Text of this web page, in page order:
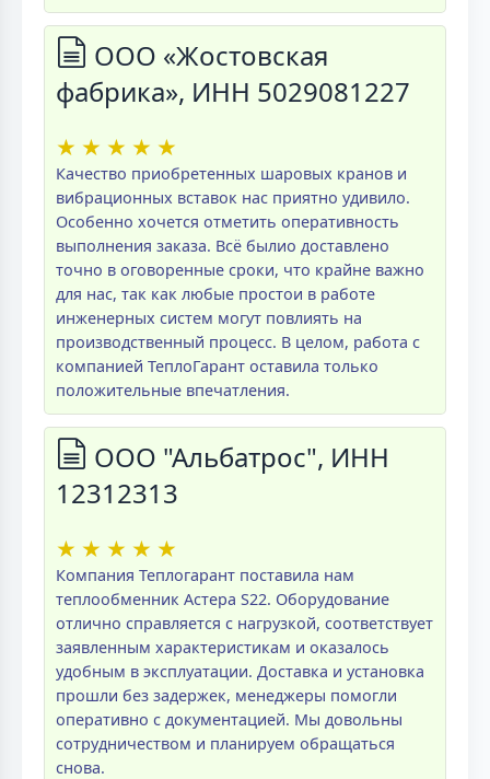
ООО «Жостовская
фабрика», ИНН 5029081227
★ ★ ★ ★ ★
Качество приобретенных шаровых кранов и
вибрационных вставок нас приятно удивило.
Особенно хочется отметить оперативность
выполнения заказа. Всё былио доставлено
точно в оговоренные сроки, что крайне важно
для нас, так как любые простои в работе
инженерных систем могут повлиять на
производственный процесс. В целом, работа с
компанией ТеплоГарант оставила только
положительные впечатления.
ООО "Альбатрос", ИНН
12312313
★ ★ ★ ★ ★
Компания Теплогарант поставила нам
теплообменник Астера S22. Оборудование
отлично справляется с нагрузкой, соответствует
заявленным характеристикам и оказалось
удобным в эксплуатации. Доставка и установка
прошли без задержек, менеджеры помогли
оперативно с документацией. Мы довольны
сотрудничеством и планируем обращаться
снова.